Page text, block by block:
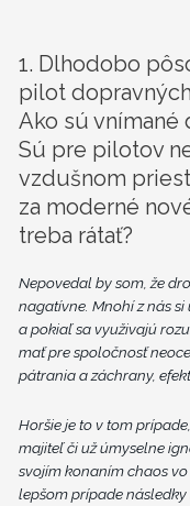
1. Dlhodobo
pilot
Ako sú vnímané
Sú pre pilotov
vzdušnom
za moderné
treba rátať?
Nepovedal by som, že
nagatívne. Mnohí z nás
a pokiaľ sa využivajú
mať pre spoločnosť
pátrania a záchrany,
Horšie je to v tom
majiteľ či už úmyselne
svojím konaním chaos
lepšom prípade